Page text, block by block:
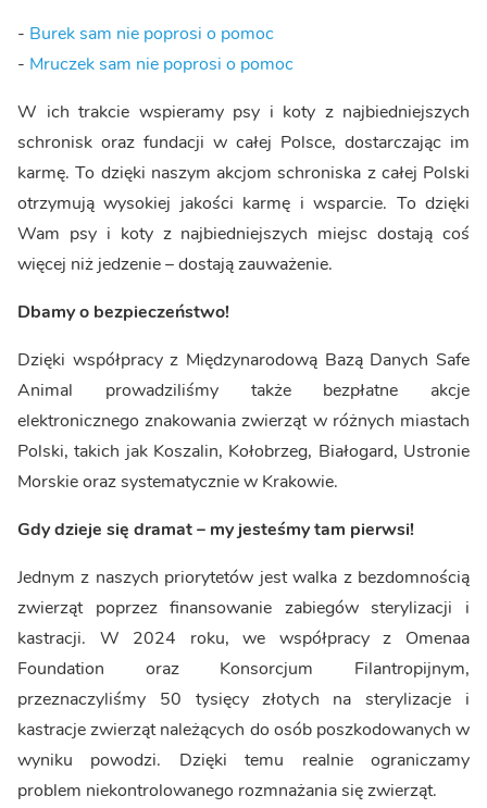
- Burek sam nie poprosi o pomoc
- Mruczek sam nie poprosi o pomoc
W ich trakcie wspieramy psy i koty z najbiedniejszych
schronisk oraz fundacji w całej Polsce, dostarczając im
karmę. To dzięki naszym akcjom schroniska z całej Polski
otrzymują wysokiej jakości karmę i wsparcie. To dzięki
Wam psy i koty z najbiedniejszych miejsc dostają coś
więcej niż jedzenie – dostają zauważenie.
Dbamy o bezpieczeństwo!
Dzięki współpracy z Międzynarodową Bazą Danych Safe
Animal prowadziliśmy także bezpłatne akcje
elektronicznego znakowania zwierząt w różnych miastach
Polski, takich jak Koszalin, Kołobrzeg, Białogard, Ustronie
Morskie oraz systematycznie w Krakowie.
Gdy dzieje się dramat – my jesteśmy tam pierwsi!
Jednym z naszych priorytetów jest walka z bezdomnością
zwierząt poprzez finansowanie zabiegów sterylizacji i
kastracji. W 2024 roku, we współpracy z Omenaa
Foundation oraz Konsorcjum Filantropijnym,
przeznaczyliśmy 50 tysięcy złotych na sterylizacje i
kastracje zwierząt należących do osób poszkodowanych w
wyniku powodzi. Dzięki temu realnie ograniczamy
problem niekontrolowanego rozmnażania się zwierząt.